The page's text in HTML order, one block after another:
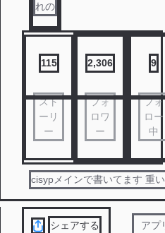
れの
115
スト
ーリ
ー
2,306
フォ
ロワ
ー
9
フォ
ロー
中
cisypメインで書いてます 重
シェアする アプ